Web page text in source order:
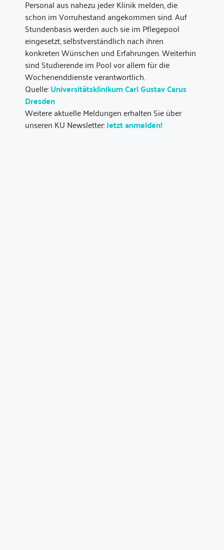
Personal aus nahezu jeder Klinik melden, die
schon im Vorruhestand angekommen sind. Auf
Stundenbasis werden auch sie im Pflegepool
eingesetzt, selbstverständlich nach ihren
konkreten Wünschen und Erfahrungen. Weiterhin
sind Studierende im Pool vor allem für die
Wochenenddienste verantwortlich.
Quelle:Universitätsklinikum Carl Gustav Carus
Dresden
Weitere aktuelle Meldungen erhalten Sie über
unseren KU Newsletter:Jetzt anmelden!